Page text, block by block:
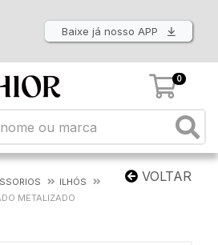
Baixe já nosso APP
0
VOLTAR
ILHÓS
METALIZADO